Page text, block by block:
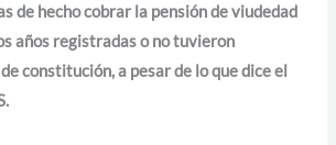
de hecho cobrar la pensión de viudedad
años registradas o no tuvieron
constitución, a pesar de lo que dice el